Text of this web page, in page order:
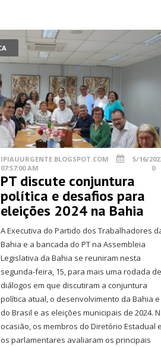
IPIAUURGENTE.BLOGSPOT.COM
5/16/
07:57:00 AM
0
PT discute conjuntura
política e desafios para
eleições 2024 na Bahia
A Executiva do Partido dos Trabalhadores
Bahia e a bancada do PT na Assembleia
Legislativa da Bahia se reuniram nesta
segunda-feira, 15, para mais uma rodada
diálogos em que discutiram a conjuntura
política atual, o desenvolvimento da Bahia e
do Brasil e as eleições municipais de 2024.
ocasião, os membros do Diretório Estadual
os parlamentares avaliaram os principais